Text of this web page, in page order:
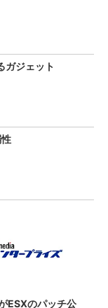
ガジェット
ESXのパッチ公